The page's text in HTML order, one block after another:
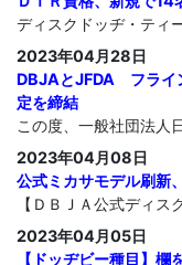
ディスクドッヂ・ティ
2023年04月28日
DBJAとJFDA フライ
定を締結
この度、一般社団法人
2023年04月08日
公式ミカサモデル刷新
【ＤＢＪＡ公式ディ
2023年04月05日
【ドッヂビー種目】